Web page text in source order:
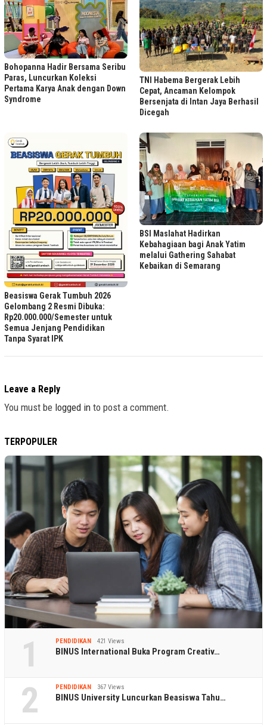
Bohopanna Hadir Bersama Seribu
Paras, Luncurkan Koleksi
Pertama Karya Anak dengan Down
Syndrome
TNI Habema Bergerak Lebih
Cepat, Ancaman Kelompok
Bersenjata di Intan Jaya Berhasil
Dicegah
Beasiswa Gerak Tumbuh 2026
Gelombang 2 Resmi Dibuka:
Rp20.000.000/Semester untuk
Semua Jenjang Pendidikan
Tanpa Syarat IPK
BSI Maslahat Hadirkan
Kebahagiaan bagi Anak Yatim
melalui Gathering Sahabat
Kebaikan di Semarang
Leave a Reply
You must be logged in to post a comment.
TERPOPULER
1 PENDIDIKAN 421 Views
BINUS International Buka Program Creativ…
2 PENDIDIKAN 367 Views
BINUS University Luncurkan Beasiswa Tahu…